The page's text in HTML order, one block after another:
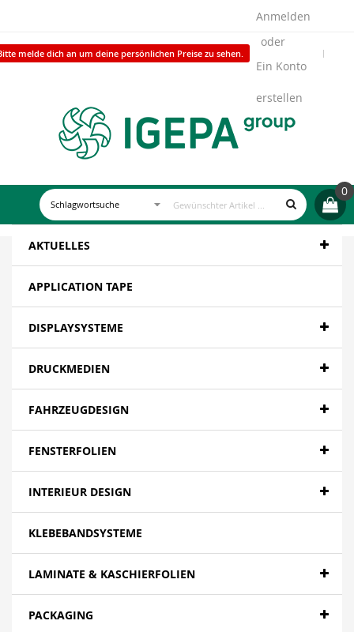
melde dich an um deine persönlichen Preise zu sehen.
Anmelden
Ein Konto
erstellen
0
AKTUELLES
APPLICATION TAPE
DISPLAYSYSTEME
DRUCKMEDIEN
FAHRZEUGDESIGN
FENSTERFOLIEN
INTERIEUR DESIGN
KLEBEBANDSYSTEME
LAMINATE & KASCHIERFOLIEN
PACKAGING